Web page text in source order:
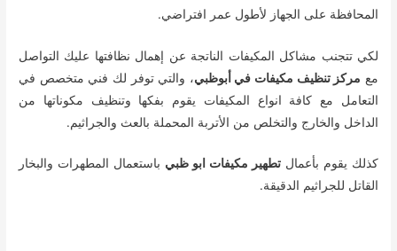
المحافظة على الجهاز لأطول عمر افتراضي.
لكي تتجنب مشاكل المكيفات الناتجة عن إهمال نظافتها عليك التواصل
مع مركز تنظيف مكيفات في أبوظبي، والتي توفر لك فني متخصص في
التعامل مع كافة انواع المكيفات يقوم بفكها وتنظيف مكوناتها من
الداخل والخارج والتخلص من الأتربة المحملة بالعث والجراثيم.
كذلك يقوم بأعمالتطهير مكيفات ابو ظبي باستعمال المطهرات والبخار
القاتل للجراثيم الدقيقة.